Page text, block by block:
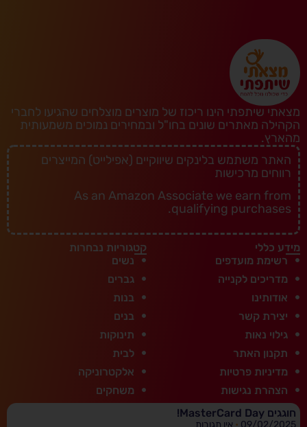
מצאתי שיתפתי הינו ריכוז של מוצרים מוצלחים שהגיעו לחברי
הקהילה מאתרים שונים בחו"ל ובמחירים נמוכים משמעותית
מהארץ.
האתר משתמש בלינקים שיווקיים (אפילייט) המייצרים
רווחים מרכישות
As an Amazon Associate we earn from
qualifying purchases.
מידע כללי
רשימת מועדפים
מדריכים לקנייה
אודותינו
יצירת קשר
גילוי נאות
תקנון האתר
מדיניות פרטיות
הצהרת נגישות
קטגוריות נבחרות
נשים
גברים
בנות
בנים
תינוקות
לבית
אלקטרוניקה
משחקים
חוגגים MasterCard Day!
09/02/2025 אין תגובות